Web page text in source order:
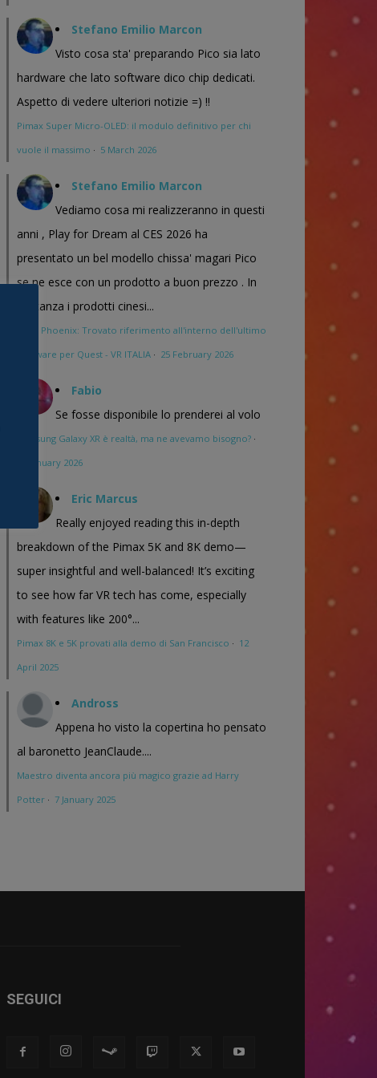
Stefano Emilio Marcon
Visto cosa sta' preparando Pico sia lato
hardware che lato software dico chip dedicati.
Aspetto di vedere ulteriori notizie =) !!
Pimax Super Micro-OLED: il modulo definitivo per chi
vuole il massimo · 5 March 2026
Stefano Emilio Marcon
Vediamo cosa mi realizzeranno in questi
anni , Play for Dream al CES 2026 ha
presentato un bel modello chissa' magari Pico
se ne esce con un prodotto a buon prezzo . In
sostanza i prodotti cinesi...
Meta Phoenix: Trovato riferimento all'interno dell'ultimo
firmware per Quest - VR ITALIA · 25 February 2026
Fabio
Se fosse disponibile lo prenderei al volo
Samsung Galaxy XR è realtà, ma ne avevamo bisogno? ·
16 January 2026
Eric Marcus
Really enjoyed reading this in-depth
breakdown of the Pimax 5K and 8K demo—
super insightful and well-balanced! It’s exciting
to see how far VR tech has come, especially
with features like 200°...
Pimax 8K e 5K provati alla demo di San Francisco · 12
April 2025
Andross
Appena ho visto la copertina ho pensato
al baronetto JeanClaude....
Maestro diventa ancora più magico grazie ad Harry
Potter · 7 January 2025
SEGUICI